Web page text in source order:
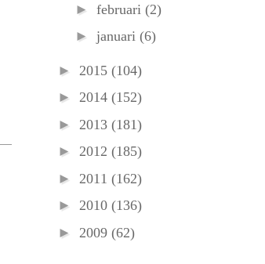
► februari (2)
► januari (6)
► 2015 (104)
► 2014 (152)
► 2013 (181)
► 2012 (185)
► 2011 (162)
► 2010 (136)
► 2009 (62)